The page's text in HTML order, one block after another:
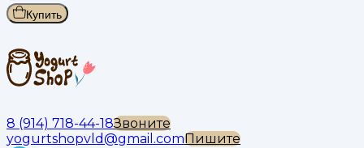
Купить
8 (914) 718-44-18Звоните
yogurtshopvld@gmail.comПишите